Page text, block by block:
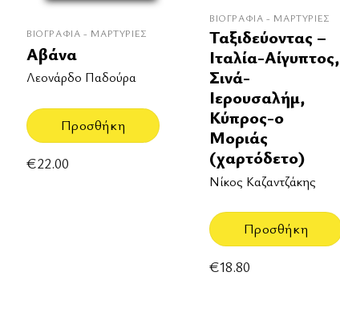
ΒΙΟΓΡΑΦΊΑ - ΜΑΡΤΥΡΊΕΣ
Αβάνα
Λεονάρδο Παδούρα
Προσθήκη
€22.00
ΒΙΟΓΡΑΦΊΑ - ΜΑΡΤΥΡΊΕΣ
Ταξιδεύοντας –
Ιταλία-Αίγυπτος,
Σινά-
Ιερουσαλήμ,
Κύπρος-ο
Μοριάς
(χαρτόδετο)
Νίκος Καζαντζάκης
Προσθήκη
€18.80